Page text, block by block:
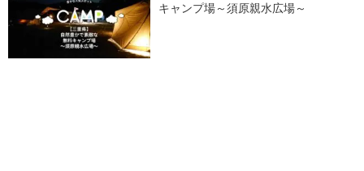
キャンプ場～須原親水広場～